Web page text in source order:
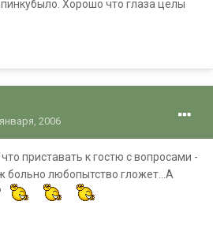
Хорошо что глаза целы
2006
приставать к гостю с вопросами -
больно любопытство гложет...А